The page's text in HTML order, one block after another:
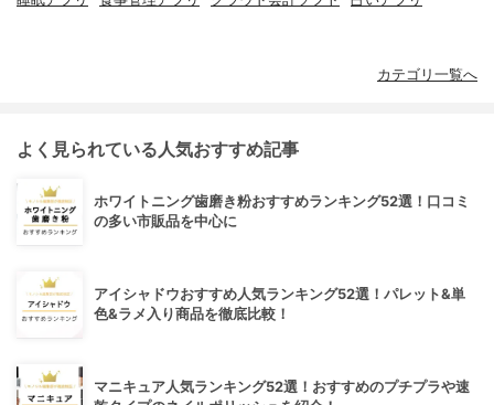
カテゴリ一覧へ
よく見られている人気おすすめ記事
ホワイトニング歯磨き粉おすすめランキング52選！口コミ
の多い市販品を中心に
アイシャドウおすすめ人気ランキング52選！パレット&単
色&ラメ入り商品を徹底比較！
マニキュア人気ランキング52選！おすすめのプチプラや速